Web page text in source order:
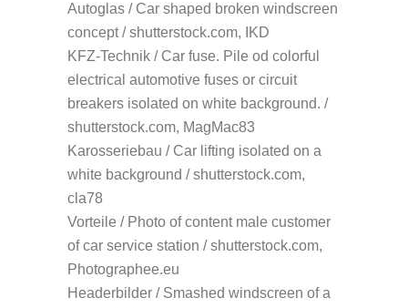
Autoglas / Car shaped broken windscreen
concept / shutterstock.com, IKD
KFZ-Technik / Car fuse. Pile od colorful
electrical automotive fuses or circuit
breakers isolated on white background. /
shutterstock.com, MagMac83
Karosseriebau / Car lifting isolated on a
white background / shutterstock.com,
cla78
Vorteile / Photo of content male customer
of car service station / shutterstock.com,
Photographee.eu
Headerbilder / Smashed windscreen of a